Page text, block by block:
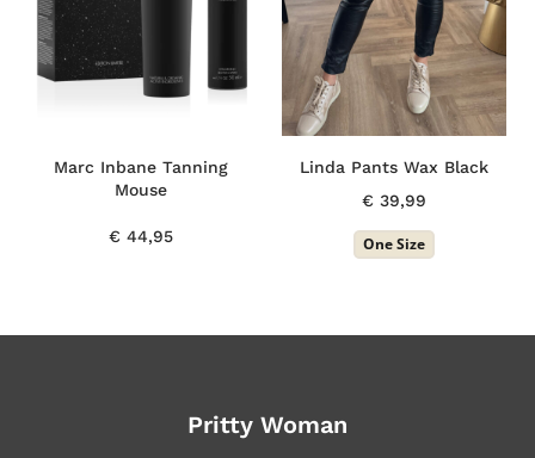
Marc Inbane Tanning
Mouse
€ 44,95
Linda Pants Wax Black
€ 39,99
One Size
Pritty Woman